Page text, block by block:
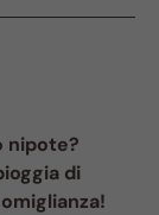
nipote?
di